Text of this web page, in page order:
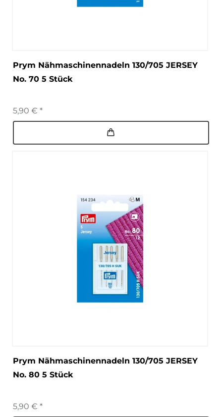
Prym Nähmaschinennadeln 130/705 JERSEY
No. 70 5 Stück
5,90 € *
Prym Nähmaschinennadeln 130/705 JERSEY
No. 80 5 Stück
5,90 € *